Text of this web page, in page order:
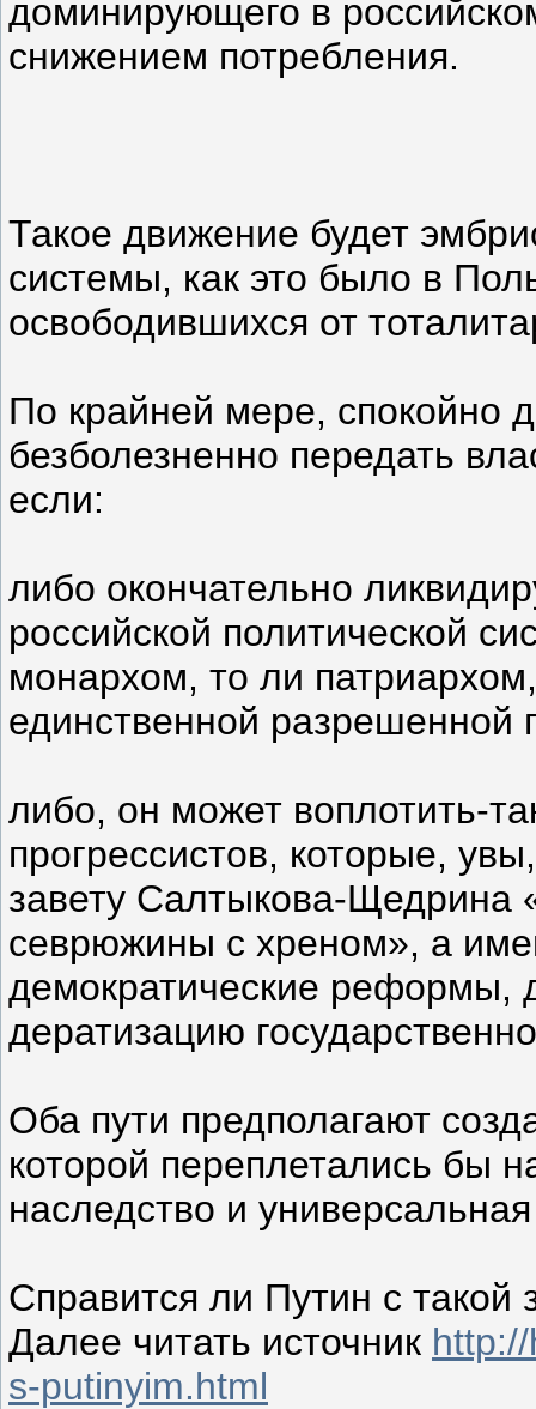
доминирующего в
снижением потребления.
Такое движение будет
системы, как это было в
освободившихся от
По крайней мере, спокойно
безболезненно передать
если:
либо окончательно
российской политической
монархом, то ли
единственной разрешенной
либо, он может воплотить-
прогрессистов, которые,
завету Салтыкова-Щедрина
севрюжины с хреном», а
демократические реформы,
дератизацию
Оба пути предполагают
которой переплетались бы
наследство и
Справится ли Путин с такой
Далее читать источник
s-putinyim.html